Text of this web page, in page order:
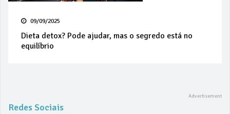
09/09/2025
Dieta detox? Pode ajudar, mas o segredo está no
equilíbrio
Redes Sociais